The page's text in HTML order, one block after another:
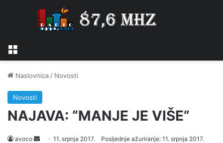
Naslovnica / Novosti
Novosti
NAJAVA: “MANJE JE VIŠE”
avoco 11. srpnja 2017. Posljednje ažuriranje: 11. srpnja 2017.